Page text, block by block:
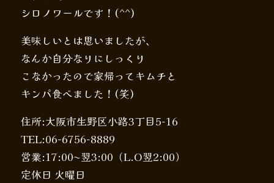
シロノワールです！(^^)
美味しいとは思いましたが、
なんか自分なりにしっくり
こなかったので家帰ってキムチと
キンパ食べました！(笑)
住所:大阪市生野区小路3丁目5-16
TEL:06-6756-8889
営業:17:00〜翌3:00（L.O翌2:00）
定休日 火曜日